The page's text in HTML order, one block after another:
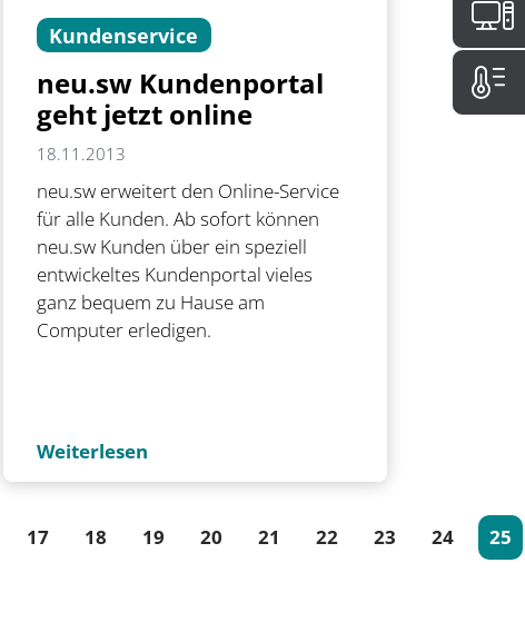
Kundenservice
neu.sw Kundenportal
geht jetzt online
18.11.2013
neu.sw erweitert den Online-Service
für alle Kunden. Ab sofort können
neu.sw Kunden über ein speziell
entwickeltes Kundenportal vieles
ganz bequem zu Hause am
Computer erledigen.
Weiterlesen
17 18 19 20 21 22 23 24 25